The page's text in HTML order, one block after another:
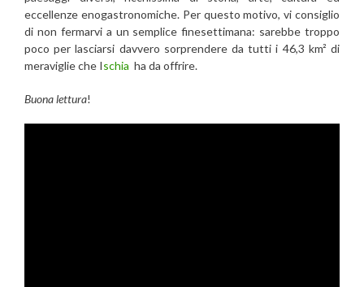
eccellenze enogastronomiche. Per questo motivo, vi consiglio
di non fermarvi a un semplice finesettimana: sarebbe troppo
poco per lasciarsi davvero sorprendere da tutti i 46,3 km² di
meraviglie che Ischia ha da offrire.
Buona lettura!